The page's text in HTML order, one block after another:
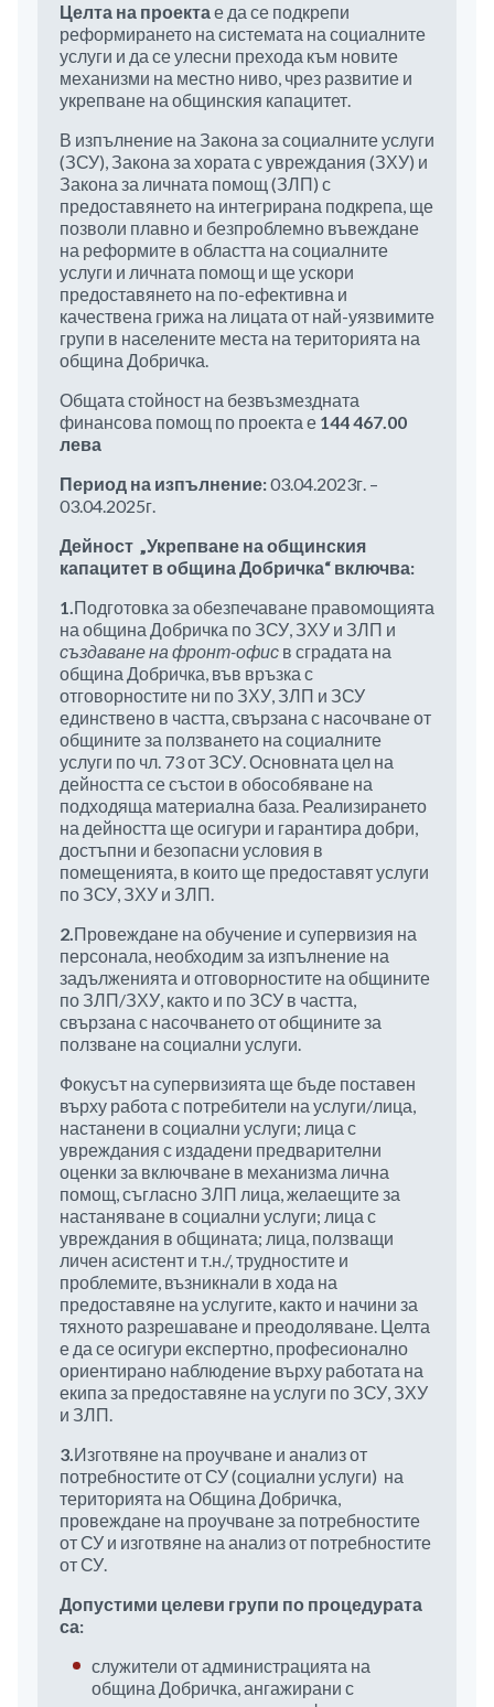
Целта на проектае да се подкрепи
реформирането на системата на социалните
услуги и да се улесни прехода към новите
механизми на местно ниво, чрез развитие и
укрепване на общинския капацитет.
В изпълнение на Закона за социалните услуги
(ЗСУ), Закона за хората с увреждания (ЗХУ) и
Закона за личната помощ (ЗЛП) с
предоставянето на интегрирана подкрепа, ще
позволи плавно и безпроблемно въвеждане
на реформите в областта на социалните
услуги и личната помощ и ще ускори
предоставянето на по-ефективна и
качествена грижа на лицата от най-уязвимите
групи в населените места на територията на
община Добричка.
Общата стойност на безвъзмездната
финансова помощ по проекта е 144 467.00
лева
Период на изпълнение:03.04.2023г. –
03.04.2025г.
Дейност „Укрепване на общинския
капацитет в община Добричка“ включва:
1.Подготовка за обезпечаване правомощията
на община Добричка по ЗСУ, ЗХУ и ЗЛП и
създаване на фронт-офис в сградата на
община Добричка, във връзка с
отговорностите ни по ЗХУ, ЗЛП и ЗСУ
единствено в частта, свързана с насочване от
общините за ползването на социалните
услуги по чл. 73 от ЗСУ. Основната цел на
дейността се състои в обособяване на
подходяща материална база. Реализирането
на дейността ще осигури и гарантира добри,
достъпни и безопасни условия в
помещенията, в които ще предоставят услуги
по ЗСУ, ЗХУ и ЗЛП.
2.Провеждане на обучение и супервизия на
персонала, необходим за изпълнение на
задълженията и отговорностите на общините
по ЗЛП/ЗХУ, както и по ЗСУ в частта,
свързана с насочването от общините за
ползване на социални услуги.
Фокусът на супервизията ще бъде поставен
върху работа с потребители на услуги/лица,
настанени в социални услуги; лица с
увреждания с издадени предварителни
оценки за включване в механизма лична
помощ, съгласно ЗЛП лица, желаещите за
настаняване в социални услуги; лица с
увреждания в общината; лица, ползващи
личен асистент и т.н./, трудностите и
проблемите, възникнали в хода на
предоставяне на услугите, както и начини за
тяхното разрешаване и преодоляване. Целта
е да се осигури експертно, професионално
ориентирано наблюдение върху работата на
екипа за предоставяне на услуги по ЗСУ, ЗХУ
и ЗЛП.
3.Изготвяне на проучване и анализ от
потребностите от СУ (социални услуги) на
територията на Община Добричка,
провеждане на проучване за потребностите
от СУ и изготвяне на анализ от потребностите
от СУ.
Допустими целеви групи по процедурата
са:
служители от администрацията на
община Добричка, ангажирани с